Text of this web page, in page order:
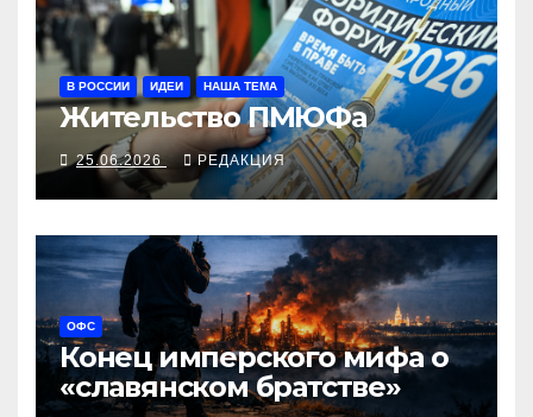
В РОССИИ ИДЕИ НАША ТЕМА
Жительство ПМЮФа
25.06.2026 РЕДАКЦИЯ
ОФС
Конец имперского мифа о
«славянском братстве»